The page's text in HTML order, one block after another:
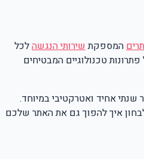
המספקתשירותי הנגשהלכל
טכנולוגיים המבטיחים
שנתי אחיד ואטרקטיבי במיוחד.
איך להפוך גם את האתר שלכם